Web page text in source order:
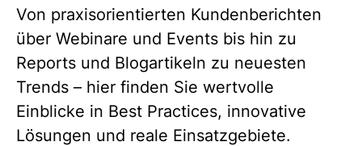
Von praxisorientierten Kundenberichten
über Webinare und Events bis hin zu
Reports und Blogartikeln zu neuesten
Trends – hier finden Sie wertvolle
Einblicke in Best Practices, innovative
Lösungen und reale Einsatzgebiete.